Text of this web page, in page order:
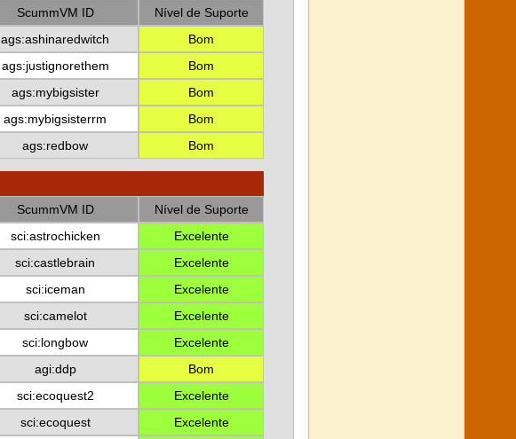
ScummVM ID
Nível de Suporte
ags:ashinaredwitch
Bom
ags:justignorethem
Bom
ags:mybigsister
Bom
ags:mybigsisterrm
Bom
ags:redbow Bom
ScummVM ID
Nível de Suporte
sci:astrochicken
Excelente
sci:castlebrain
Excelente
sci:iceman
Excelente
sci:camelot
Excelente
sci:longbow
Excelente
agi:ddp
Bom
sci:ecoquest2
Excelente
sci:ecoquest Excelente